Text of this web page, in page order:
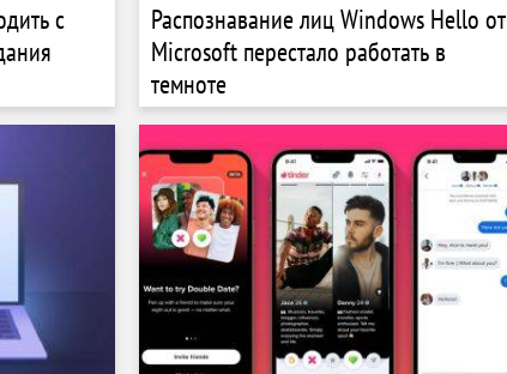
с
Распознавание лиц Windows Hello от
Microsoft перестало работать в
темноте